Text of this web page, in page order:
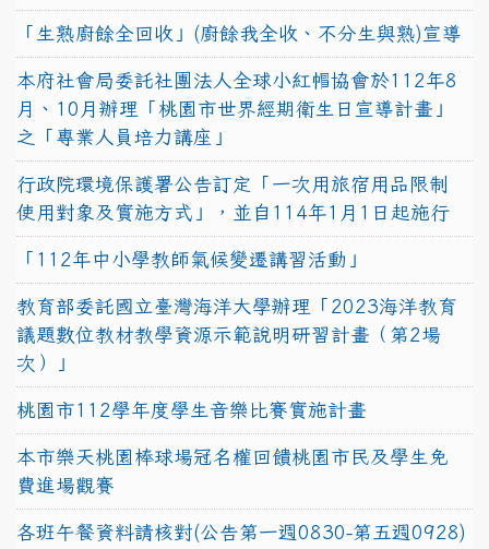
「生熟廚餘全回收」(廚餘我全收、不分生與熟)宣導
本府社會局委託社團法人全球小紅帽協會於112年8
月、10月辦理「桃園市世界經期衛生日宣導計畫」
之「專業人員培力講座」
行政院環境保護署公告訂定「一次用旅宿用品限制
使用對象及實施方式」，並自114年1月1日起施行
「112年中小學教師氣候變遷講習活動」
教育部委託國立臺灣海洋大學辦理「2023海洋教育
議題數位教材教學資源示範說明研習計畫（第2場
次）」
桃園市112學年度學生音樂比賽實施計畫
本市樂天桃園棒球場冠名權回饋桃園市民及學生免
費進場觀賽
各班午餐資料請核對(公告第一週0830-第五週0928)